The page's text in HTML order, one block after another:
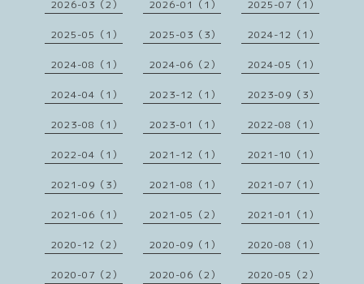
2026-03（2） 2026-01（1） 2025-07（1）
2025-05（1） 2025-03（3） 2024-12（1）
2024-08（1） 2024-06（2） 2024-05（1）
2024-04（1） 2023-12（1） 2023-09（3）
2023-08（1） 2023-01（1） 2022-08（1）
2022-04（1） 2021-12（1） 2021-10（1）
2021-09（3） 2021-08（1） 2021-07（1）
2021-06（1） 2021-05（2） 2021-01（1）
2020-12（2） 2020-09（1） 2020-08（1）
2020-07（2） 2020-06（2） 2020-05（2）